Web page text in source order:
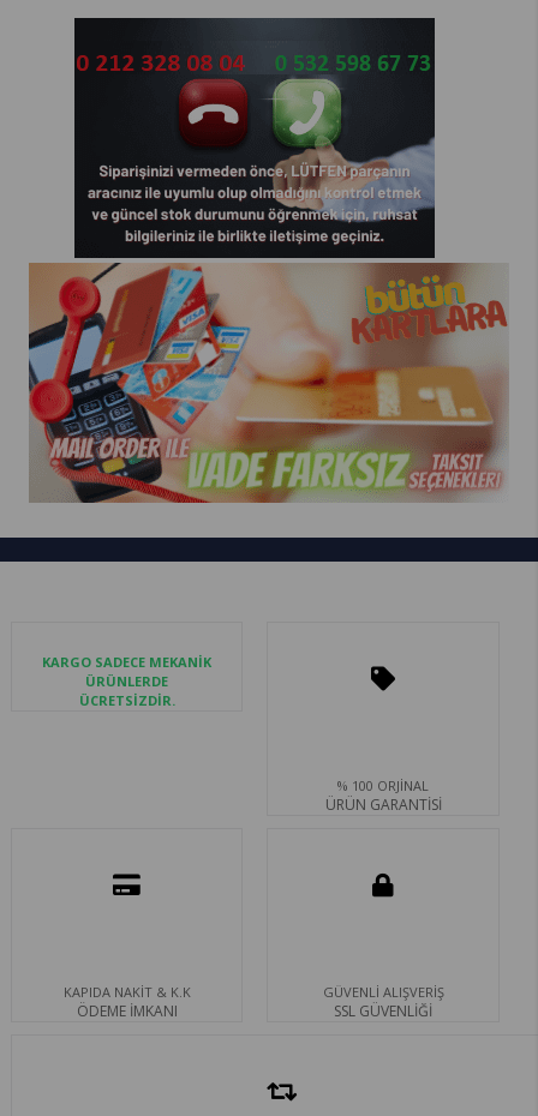
KARGO SADECE MEKANİK
ÜRÜNLERDE
ÜCRETSİZDİR.
% 100 ORJİNAL
ÜRÜN GARANTİSİ
KAPIDA NAKİT & K.K
ÖDEME İMKANI
GÜVENLİ ALIŞVERİŞ
SSL GÜVENLİĞİ